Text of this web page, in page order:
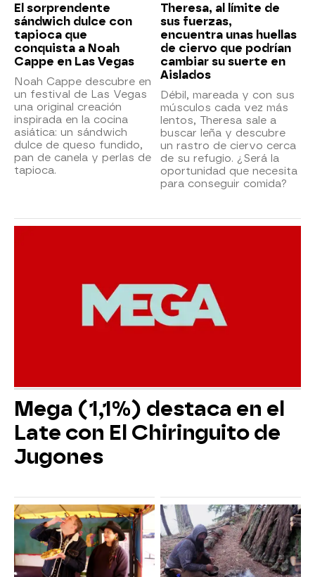
El sorprendente
sándwich dulce con
tapioca que
conquista a Noah
Cappe en Las Vegas
Noah Cappe descubre en
un festival de Las Vegas
una original creación
inspirada en la cocina
asiática: un sándwich
dulce de queso fundido,
pan de canela y perlas de
tapioca.
Theresa, al límite de
sus fuerzas,
encuentra unas huellas
de ciervo que podrían
cambiar su suerte en
Aislados
Débil, mareada y con sus
músculos cada vez más
lentos, Theresa sale a
buscar leña y descubre
un rastro de ciervo cerca
de su refugio. ¿Será la
oportunidad que necesita
para conseguir comida?
Mega (1,1%) destaca en el
Late con El Chiringuito de
Jugones